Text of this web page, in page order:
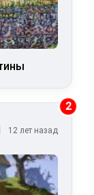
2
12 лет назад